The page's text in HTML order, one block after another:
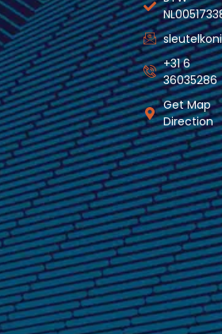
+31 6
36035286
Get Map
Direction